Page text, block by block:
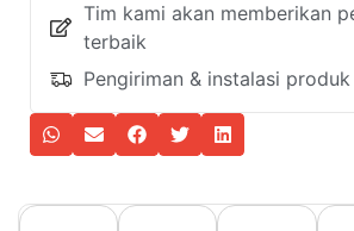
Tim kami akan memberikan
terbaik
Pengiriman & instalasi produk